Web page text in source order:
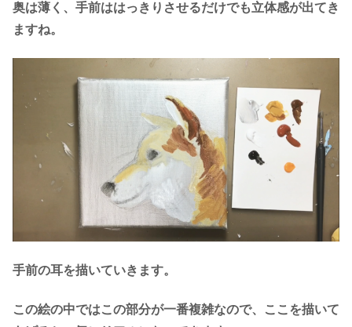
奥は薄く、手前ははっきりさせるだけでも立体感が出てき
ますね。
手前の耳を描いていきます。
この絵の中ではこの部分が一番複雑なので、ここを描いて